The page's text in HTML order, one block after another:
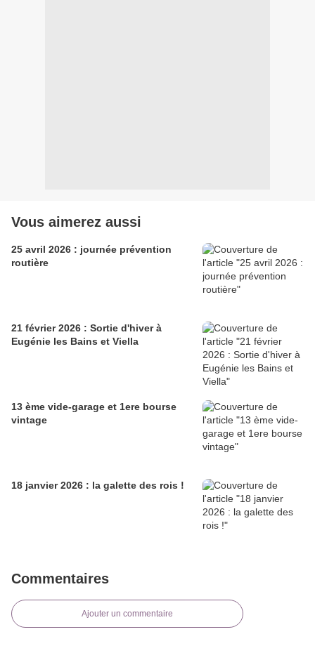
Vous aimerez aussi
25 avril 2026 : journée prévention
routière
21 février 2026 : Sortie d'hiver à
Eugénie les Bains et Viella
13 ème vide-garage et 1ere bourse
vintage
18 janvier 2026 : la galette des rois !
Commentaires
Ajouter un commentaire